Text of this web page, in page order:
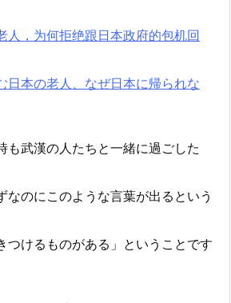
人，为何拒绝跟日本政府的包机回
日本の老人、なぜ日本に帰られな
も武漢の人たちと一緒に過ごした
なのにこのような言葉が出るという
つけるものがある」ということです